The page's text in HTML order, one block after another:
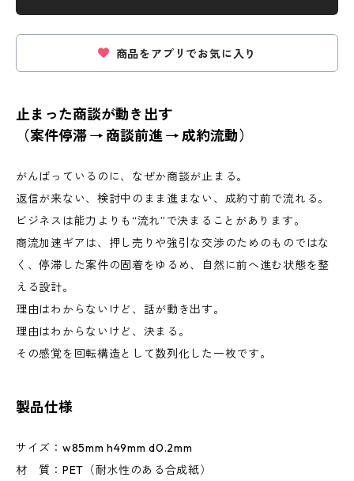
商品をアプリでお気に入り
止まった商談が動き出す
（案件停滞 → 商談前進 → 成約流動）
がんばっているのに、なぜか商談が止まる。
返信が来ない、検討中のまま進まない、成約寸前で流れる。
ビジネスは能力よりも“流れ”で決まることがあります。
商流加速ギアは、押し売りや強引な交渉のためのものではな
く、停滞した案件の固着をゆるめ、自然に前へ進む状態を整
える設計。
理由はわからないけど、話が動き出す。
理由はわからないけど、決まる。
その感覚を回転構造として数列化した一枚です。
製品仕様
サイズ：w85mm h49mm d0.2mm
材 質：PET（耐水性のある合成紙）